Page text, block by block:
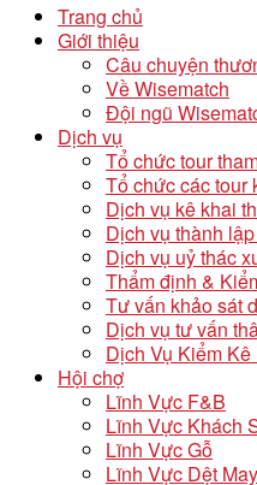
Trang chủ
Giới thiệu
Câu chuyện
Về Wisematch
Đội ngũ
Dịch vụ
Tổ chức tour
Tổ chức các tour
Dịch vụ kê khai
Dịch vụ thành
Dịch vụ uỷ thác
Thẩm định &
Tư vấn khảo sát
Dịch vụ tư vấn
Dịch Vụ Kiểm
Hội chợ
Lĩnh Vực F&B
Lĩnh Vực Khách
Lĩnh Vực Gỗ
Lĩnh Vực Dệt May